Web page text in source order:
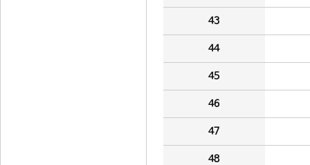
43
44
45
46
47
48